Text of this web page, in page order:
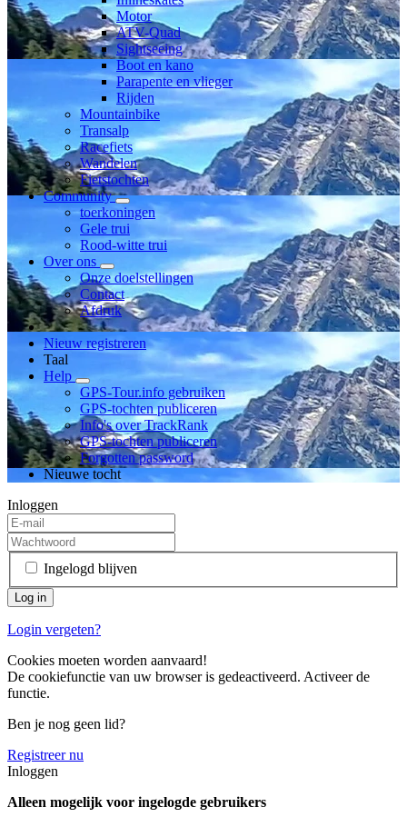
Motor
ATV-Quad
Sightseeing
Boot en kano
Parapente en vlieger
Rijden
Mountainbike
Transalp
Racefiets
Wandelen
Fietstochten
Community
toerkoningen
Gele trui
Rood-witte trui
Over ons
Onze doelstellingen
Contact
Afdruk
Nieuw registreren
Taal
Help
GPS-Tour.info gebruiken
GPS-tochten publiceren
Info's over TrackRank
GPS-tochten publiceren
Forgotten password
Nieuwe tocht
Inloggen
Ingelogd blijven
Login vergeten?
Cookies moeten worden aanvaard!
De cookiefunctie van uw browser is gedeactiveerd. Activeer de
functie.
Ben je nog geen lid?
Registreer nu
Inloggen
Alleen mogelijk voor ingelogde gebruikers